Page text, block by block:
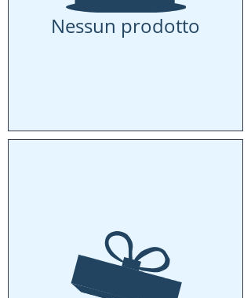
Nessun prodotto